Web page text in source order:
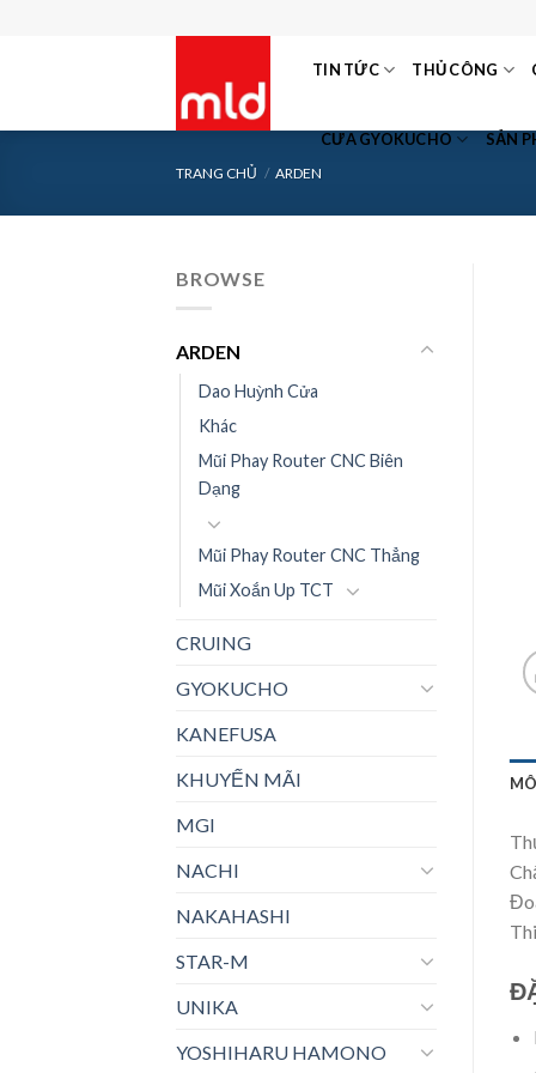
TIN TỨC THỦ CÔNG
CƯA GYOKUCHO SẢN
TRANG CHỦ / ARDEN
BROWSE
ARDEN
Dao Huỳnh Cửa
Khác
Mũi Phay Router CNC Biên
Dạng
Mũi Phay Router CNC Thẳng
Mũi Xoắn Up TCT
CRUING
GYOKUCHO
KANEFUSA
KHUYẾN MÃI
MGI
NACHI
NAKAHASHI
STAR-M
UNIKA
YOSHIHARU HAMONO